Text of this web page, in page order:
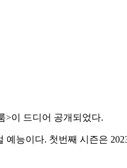
>이 드디어 공개되었다.
능이다. 첫번째 시즌은